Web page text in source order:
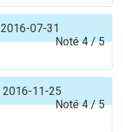
2016-07-31
Noté4/5
2016-11-25
Noté4/5